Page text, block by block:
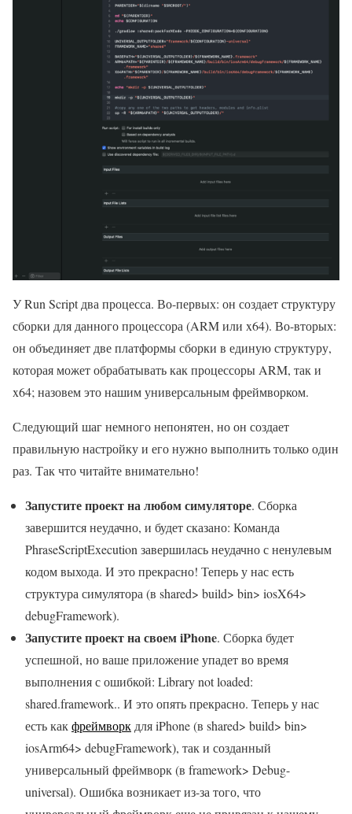
У Run Script два процесса. Во-первых: он создает структуру
сборки для данного процессора (ARM или x64). Во-вторых:
он объединяет две платформы сборки в единую структуру,
которая может обрабатывать как процессоры ARM, так и
x64; назовем это нашим универсальным фреймворком.
Следующий шаг немного непонятен, но он создает
правильную настройку и его нужно выполнить только один
раз. Так что читайте внимательно!
Запустите проект на любом симуляторе. Сборка
завершится неудачно, и будет сказано: Команда
PhraseScriptExecution завершилась неудачно с ненулевым
кодом выхода. И это прекрасно! Теперь у нас есть
структура симулятора (в shared> build> bin> iosX64>
debugFramework).
Запустите проект на своем iPhone. Сборка будет
успешной, но ваше приложение упадет во время
выполнения с ошибкой: Library not loaded:
shared.framework.. И это опять прекрасно. Теперь у нас
есть какфреймворкдля iPhone (в shared> build> bin>
iosArm64> debugFramework), так и созданный
универсальный фреймворк (в framework> Debug-
universal). Ошибка возникает из-за того, что